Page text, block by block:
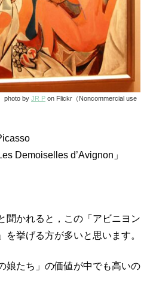
photo by JR P on Flickr（Noncommercial use
Demoiselles d’Avignon」
聞かれると，この「アビニヨン
挙げる方が多いと思います。
娘たち」の価値が中でも高いの